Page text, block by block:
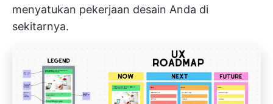
menyatukan pekerjaan desain Anda di
sekitarnya.